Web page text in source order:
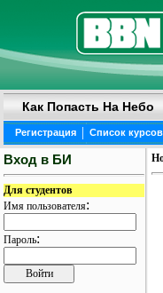
Как Попасть На Небо
Регистрация | Список курсов
Вход в БИ
Для студентов
Имя пользователя:
Пароль: